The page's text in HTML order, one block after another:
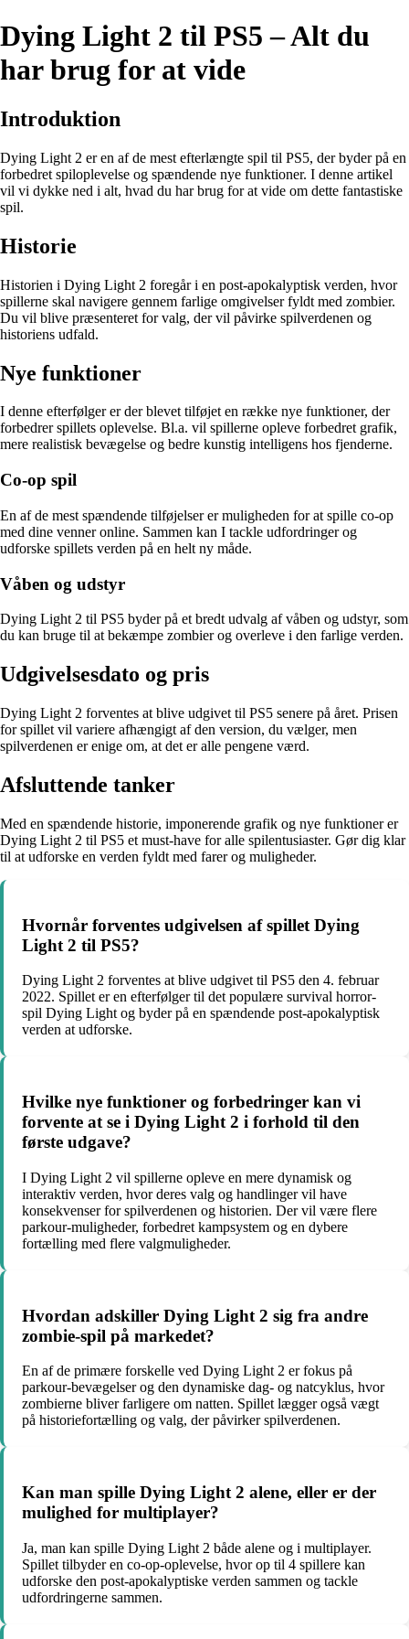
Dying Light 2 til PS5 – Alt du
har brug for at vide
Introduktion
Dying Light 2 er en af de mest efterlængte spil til PS5, der byder på en
forbedret spiloplevelse og spændende nye funktioner. I denne artikel
vil vi dykke ned i alt, hvad du har brug for at vide om dette fantastiske
spil.
Historie
Historien i Dying Light 2 foregår i en post-apokalyptisk verden, hvor
spillerne skal navigere gennem farlige omgivelser fyldt med zombier.
Du vil blive præsenteret for valg, der vil påvirke spilverdenen og
historiens udfald.
Nye funktioner
I denne efterfølger er der blevet tilføjet en række nye funktioner, der
forbedrer spillets oplevelse. Bl.a. vil spillerne opleve forbedret grafik,
mere realistisk bevægelse og bedre kunstig intelligens hos fjenderne.
Co-op spil
En af de mest spændende tilføjelser er muligheden for at spille co-op
med dine venner online. Sammen kan I tackle udfordringer og
udforske spillets verden på en helt ny måde.
Våben og udstyr
Dying Light 2 til PS5 byder på et bredt udvalg af våben og udstyr, som
du kan bruge til at bekæmpe zombier og overleve i den farlige verden.
Udgivelsesdato og pris
Dying Light 2 forventes at blive udgivet til PS5 senere på året. Prisen
for spillet vil variere afhængigt af den version, du vælger, men
spilverdenen er enige om, at det er alle pengene værd.
Afsluttende tanker
Med en spændende historie, imponerende grafik og nye funktioner er
Dying Light 2 til PS5 et must-have for alle spilentusiaster. Gør dig klar
til at udforske en verden fyldt med farer og muligheder.
Hvornår forventes udgivelsen af spillet Dying
Light 2 til PS5?
Dying Light 2 forventes at blive udgivet til PS5 den 4. februar
2022. Spillet er en efterfølger til det populære survival horror-
spil Dying Light og byder på en spændende post-apokalyptisk
verden at udforske.
Hvilke nye funktioner og forbedringer kan vi
forvente at se i Dying Light 2 i forhold til den
første udgave?
I Dying Light 2 vil spillerne opleve en mere dynamisk og
interaktiv verden, hvor deres valg og handlinger vil have
konsekvenser for spilverdenen og historien. Der vil være flere
parkour-muligheder, forbedret kampsystem og en dybere
fortælling med flere valgmuligheder.
Hvordan adskiller Dying Light 2 sig fra andre
zombie-spil på markedet?
En af de primære forskelle ved Dying Light 2 er fokus på
parkour-bevægelser og den dynamiske dag- og natcyklus, hvor
zombierne bliver farligere om natten. Spillet lægger også vægt
på historiefortælling og valg, der påvirker spilverdenen.
Kan man spille Dying Light 2 alene, eller er der
mulighed for multiplayer?
Ja, man kan spille Dying Light 2 både alene og i multiplayer.
Spillet tilbyder en co-op-oplevelse, hvor op til 4 spillere kan
udforske den post-apokalyptiske verden sammen og tackle
udfordringerne sammen.